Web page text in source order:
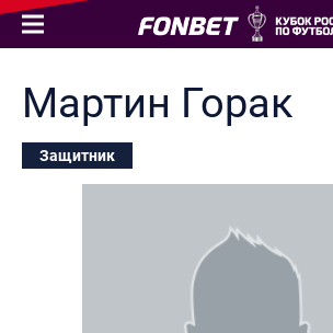
Мартин Горак
Защитник